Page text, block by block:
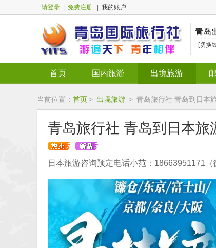
请登录 免费注册 我的账户
青岛
[切换
首页 国内旅游 出境旅游
当前位置： 首页> 出境旅游 > 青岛旅行社 青岛到日本
青岛旅行社 青岛到日本
日本旅游咨询预定电话小范：18663951171